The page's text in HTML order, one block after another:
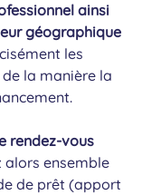
ainsi
géographique
les
la manière la
rendez-vous
alors ensemble
de prêt (apport